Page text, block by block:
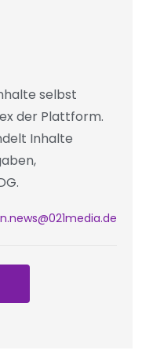
selbst
der Plattform.
Inhalte